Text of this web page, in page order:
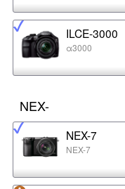
ILCE-3000
α3000
NEX-
NEX-7
NEX-7